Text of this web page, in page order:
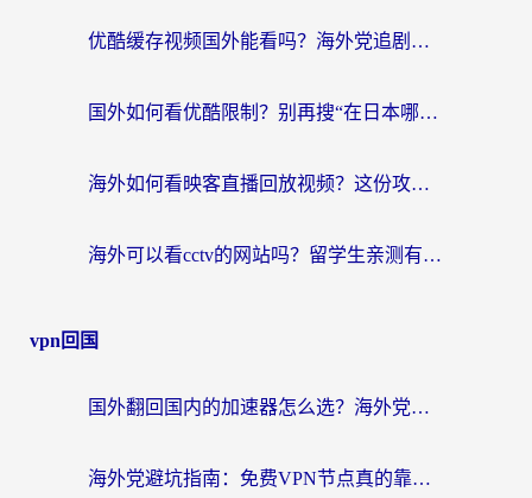
优酷缓存视频国外能看吗？海外党追剧看片的终极解决方案来了
国外如何看优酷限制？别再搜“在日本哪个软件可以看中国电视剧”，这篇教你搞定
海外如何看映客直播回放视频？这份攻略帮你搞定（附腾讯优酷观看技巧）
海外可以看cctv的网站吗？留学生亲测有效的回国追剧方案
vpn回国
国外翻回国内的加速器怎么选？海外党亲测实用指南，告别地域限制
海外党避坑指南：免费VPN节点真的靠谱吗？教你选对回国加速器无缝访问国内资源